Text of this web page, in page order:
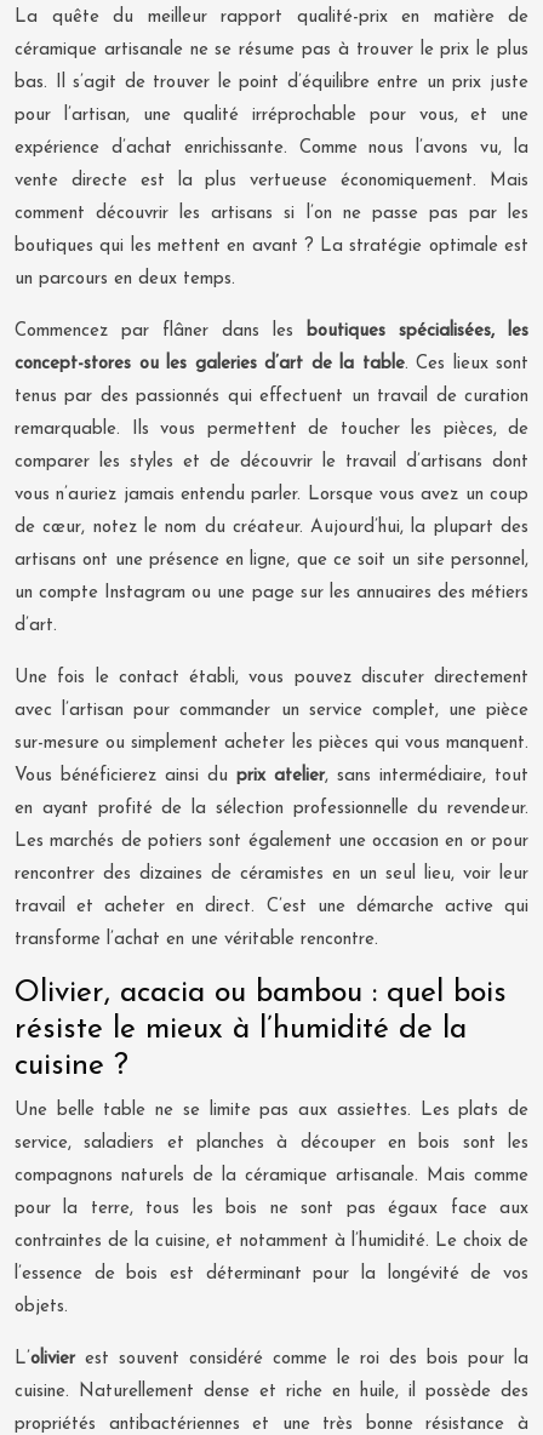
La quête du meilleur rapport qualité-prix en matière de
céramique artisanale ne se résume pas à trouver le prix le plus
bas. Il s’agit de trouver le point d’équilibre entre un prix juste
pour l’artisan, une qualité irréprochable pour vous, et une
expérience d’achat enrichissante. Comme nous l’avons vu, la
vente directe est la plus vertueuse économiquement. Mais
comment découvrir les artisans si l’on ne passe pas par les
boutiques qui les mettent en avant ? La stratégie optimale est
un parcours en deux temps.
Commencez par flâner dans les
boutiques spécialisées, les
concept-stores ou les galeries d’art de la table. Ces lieux sont
tenus par des passionnés qui effectuent un travail de curation
remarquable. Ils vous permettent de toucher les pièces, de
comparer les styles et de découvrir le travail d’artisans dont
vous n’auriez jamais entendu parler. Lorsque vous avez un coup
de cœur, notez le nom du créateur. Aujourd’hui, la plupart des
artisans ont une présence en ligne, que ce soit un site personnel,
un compte Instagram ou une page sur les annuaires des métiers
d’art.
Une fois le contact établi, vous pouvez discuter directement
avec l’artisan pour commander un service complet, une pièce
sur-mesure ou simplement acheter les pièces qui vous manquent.
Vous bénéficierez ainsi du prix atelier, sans intermédiaire, tout
en ayant profité de la sélection professionnelle du revendeur.
Les marchés de potiers sont également une occasion en or pour
rencontrer des dizaines de céramistes en un seul lieu, voir leur
travail et acheter en direct. C’est une démarche active qui
transforme l’achat en une véritable rencontre.
Olivier, acacia ou bambou : quel bois
résiste le mieux à l’humidité de la
cuisine ?
Une belle table ne se limite pas aux assiettes. Les plats de
service, saladiers et planches à découper en bois sont les
compagnons naturels de la céramique artisanale. Mais comme
pour la terre, tous les bois ne sont pas égaux face aux
contraintes de la cuisine, et notamment à l’humidité. Le choix de
l’essence de bois est déterminant pour la longévité de vos
objets.
L’ olivierest souvent considéré comme le roi des bois pour la
cuisine. Naturellement dense et riche en huile, il possède des
propriétés antibactériennes et une très bonne résistance à